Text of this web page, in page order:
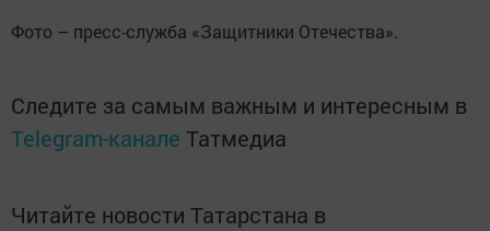
Фото – пресс-служба «Защитники Отечества».
Следите за самым важным и интересным в
Telegram-канале Татмедиа
Читайте новости Татарстана в